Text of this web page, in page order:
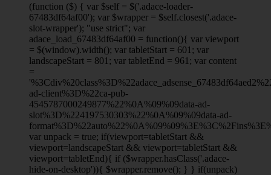
(function ($) { var $self = $('.adace-loader-
67483df64af00'); var $wrapper = $self.closest('.adace-
slot-wrapper'); "use strict"; var
adace_load_67483df64af00 = function(){ var viewport
= $(window).width(); var tabletStart = 601; var
landscapeStart = 801; var tabletEnd = 961; var content
=
ad-client%3D%22ca-pub-
4545787000249877%22%0A%09%09data-ad-
slot%3D%224197530303%22%0A%09%09data-ad-
var unpack = true; if(viewport=tabletStart &&
viewport=landscapeStart && viewport=tabletStart &&
viewport=tabletEnd){ if ($wrapper.hasClass('.adace-
hide-on-desktop')){ $wrapper.remove(); } } if(unpack)